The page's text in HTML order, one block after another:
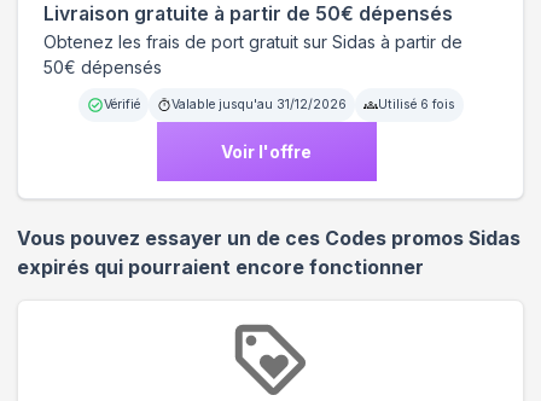
Livraison gratuite à partir de 50€ dépensés
Obtenez les frais de port gratuit sur Sidas à partir de
50€ dépensés
Vérifié Valable jusqu'au 31/12/2026 Utilisé 6 fois
Voir l'offre
Vous pouvez essayer un de ces Codes promos Sidas
expirés qui pourraient encore fonctionner